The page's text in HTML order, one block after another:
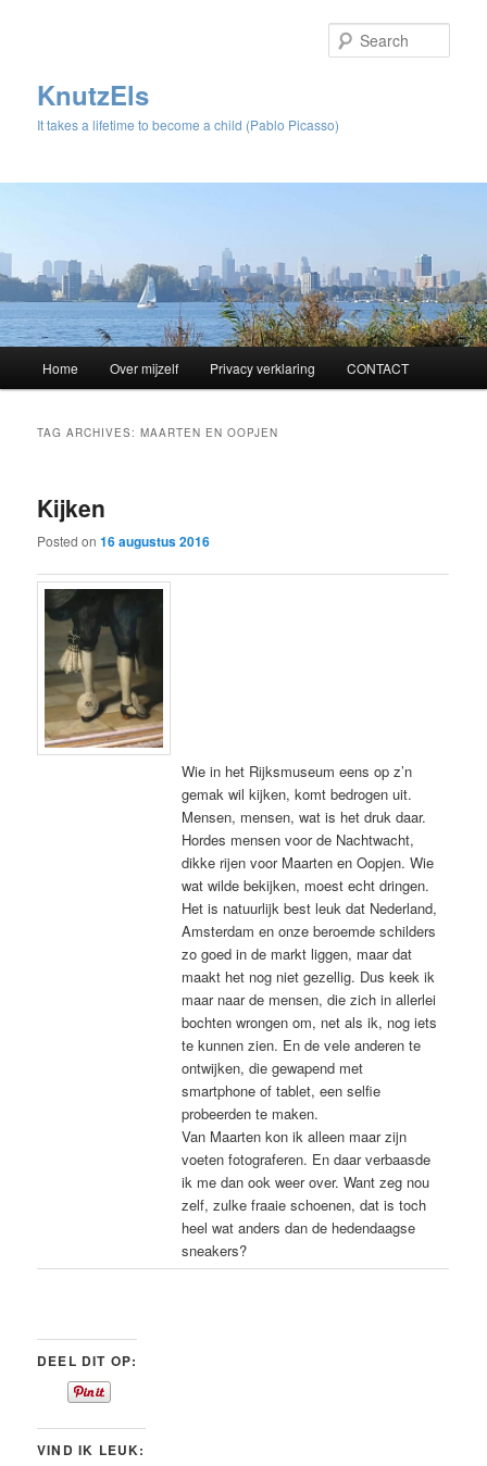
KnutzEls
It takes a lifetime to become a child (Pablo Picasso)
Skip
content
Skip
content
Home Over mijzelf Privacy verklaring CONTACT
TAG ARCHIVES:MAARTEN EN OOPJEN
Kijken
Posted on16 augustus 2016
Wie in het Rijksmuseum eens op z’n
gemak wil kijken, komt bedrogen uit.
Mensen, mensen, wat is het druk daar.
Hordes mensen voor de Nachtwacht,
dikke rijen voor Maarten en Oopjen. Wie
wat wilde bekijken, moest echt dringen.
Het is natuurlijk best leuk dat Nederland,
Amsterdam en onze beroemde schilders
zo goed in de markt liggen, maar dat
maakt het nog niet gezellig. Dus keek ik
maar naar de mensen, die zich in allerlei
bochten wrongen om, net als ik, nog iets
te kunnen zien. En de vele anderen te
ontwijken, die gewapend met
smartphone of tablet, een selfie
probeerden te maken.
Van Maarten kon ik alleen maar zijn
voeten fotograferen. En daar verbaasde
ik me dan ook weer over. Want zeg nou
zelf, zulke fraaie schoenen, dat is toch
heel wat anders dan de hedendaagse
sneakers?
DEEL DIT OP:
VIND IK LEUK: